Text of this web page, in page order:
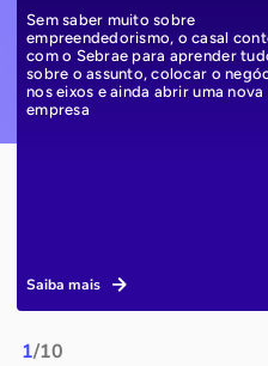
1/10
Sem saber muito sobre
empreendedorismo, o casal
com o Sebrae para aprender
sobre o assunto, colocar o
nos eixos e ainda abrir uma nova
empresa
Saiba mais